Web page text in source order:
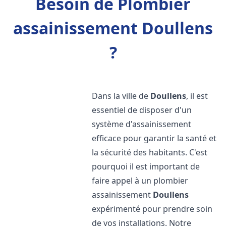
assainissement Doullens
?
Dans la ville de Doullens, il est
essentiel de disposer d'un
système d'assainissement
efficace pour garantir la santé et
la sécurité des habitants. C'est
pourquoi il est important de
faire appel à un plombier
assainissement Doullens
expérimenté pour prendre soin
de vos installations. Notre